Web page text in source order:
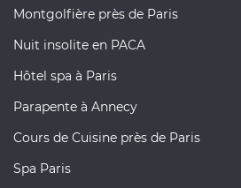
Montgolfière près de Paris
Nuit insolite en PACA
Hôtel spa à Paris
Parapente à Annecy
Cours de Cuisine près de Paris
Spa Paris